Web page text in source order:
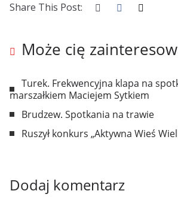
Share This Post:
Może cię
Turek. Frekwencyjna klapa na
marszałkiem Maciejem Sytkiem
Brudzew. Spotkania na trawie
Ruszył konkurs „Aktywna Wieś
Dodaj komentarz